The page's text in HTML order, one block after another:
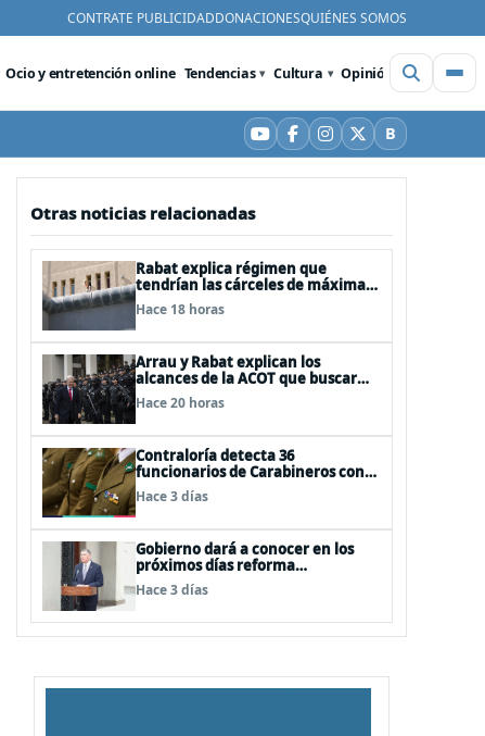
CONTRATE PUBLICIDADDONACIONESQUIÉNES SOMOS
Ocio y entretención online Tendencias Cultura Opinión Videos
YouTube
Facebook
Instagram
X BBluesky
Otras noticias relacionadas
Rabat explica régimen que
tendrían las cárceles de máxima
seguridad
Hace 18 horas
Arrau y Rabat explican los
alcances de la ACOT que buscar
reforzar la seguridad
Hace 20 horas
Contraloría detecta 36
funcionarios de Carabineros con
dos contratos para las mismas
funciones
Hace 3 días
Gobierno dará a conocer en los
próximos días reforma
constitucional enfocada a la
seguridad
Hace 3 días